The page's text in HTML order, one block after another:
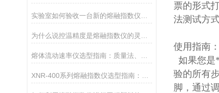
票的形式
法测试方
使用指南
如果您是
验的所有
脚，通过